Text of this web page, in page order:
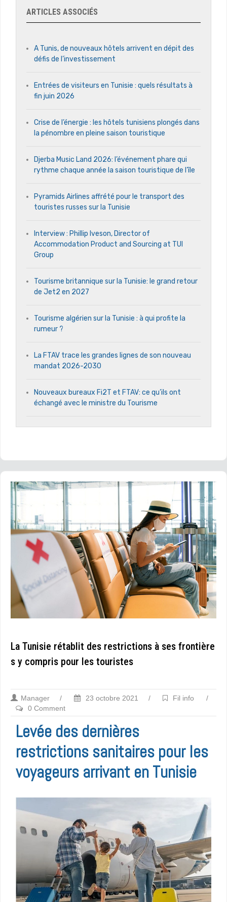
ARTICLES ASSOCIÉS
A Tunis, de nouveaux hôtels arrivent en dépit des
défis de l’investissement
Entrées de visiteurs en Tunisie : quels résultats à
fin juin 2026
Crise de l’énergie : les hôtels tunisiens plongés dans
la pénombre en pleine saison touristique
Djerba Music Land 2026: l’événement phare qui
rythme chaque année la saison touristique de l’île
Pyramids Airlines affrété pour le transport des
touristes russes sur la Tunisie
Interview : Phillip Iveson, Director of
Accommodation Product and Sourcing at TUI
Group
Tourisme britannique sur la Tunisie: le grand retour
de Jet2 en 2027
Tourisme algérien sur la Tunisie : à qui profite la
rumeur ?
La FTAV trace les grandes lignes de son nouveau
mandat 2026-2030
Nouveaux bureaux Fi2T et FTAV: ce qu’ils ont
échangé avec le ministre du Tourisme
La Tunisie rétablit des restrictions à ses frontière
s y compris pour les touristes
Manager / 23 octobre 2021 / Fil info
/
0 Comment
Levée des dernières
restrictions sanitaires pour les
voyageurs arrivant en Tunisie